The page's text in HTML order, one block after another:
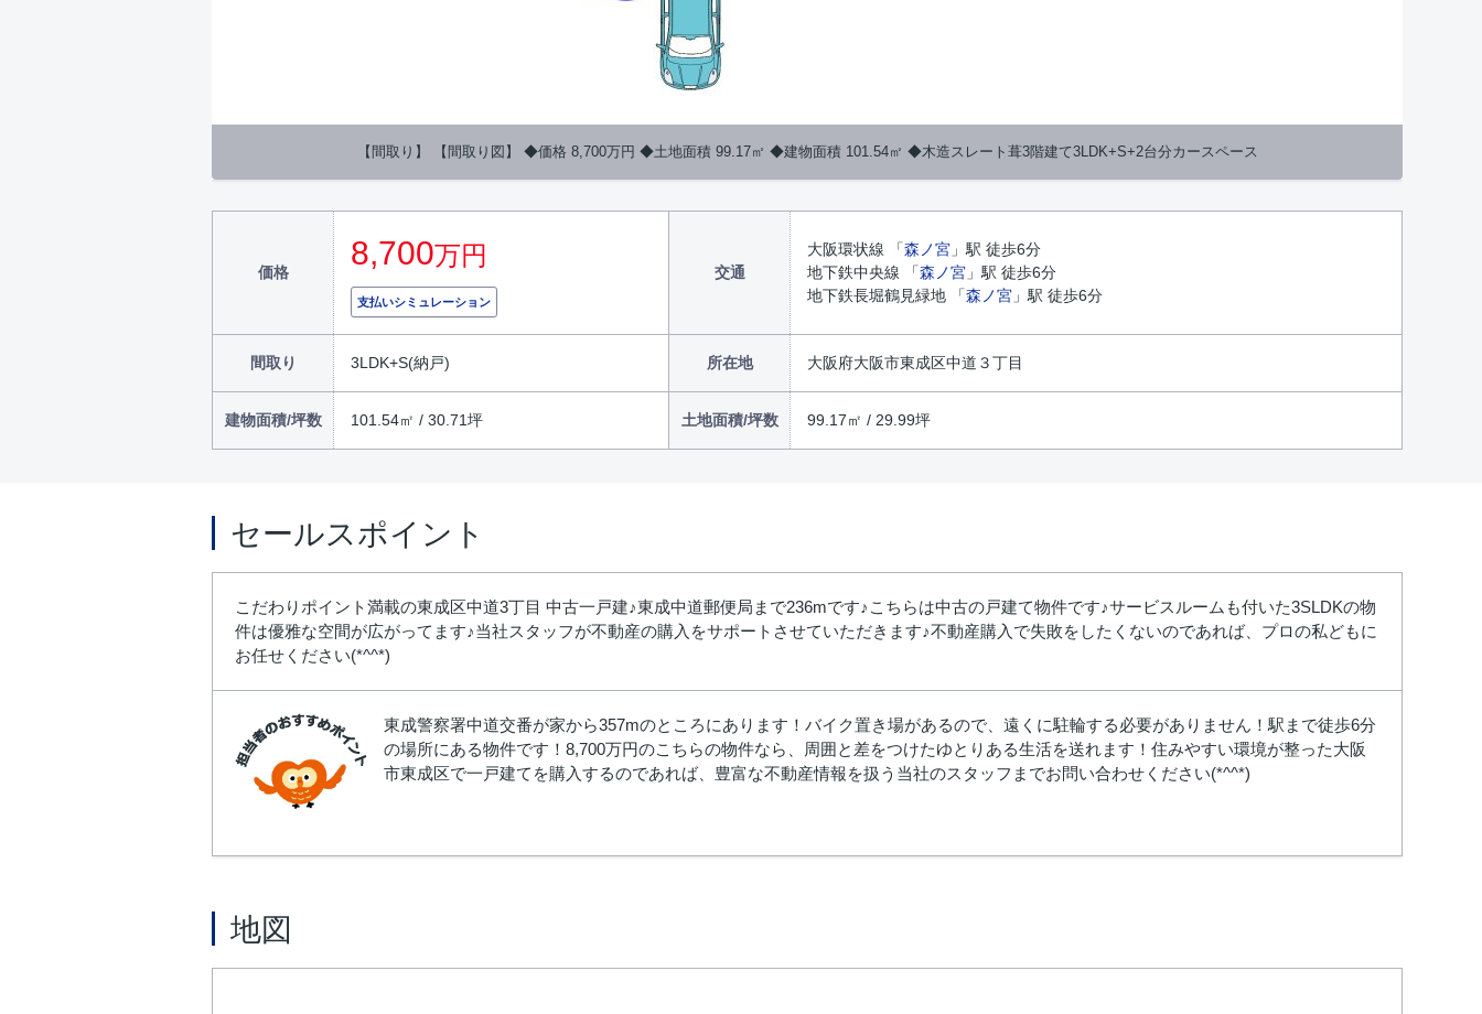
【間取り】 【間取り図】 ◆価格 8,700万円 ◆土地面積 99.17㎡ ◆建物面積 101.54㎡ ◆木造スレート葺3階建て3LDK+S+2台分カースペース
価格
8,700万円
支払いシミュレーション
交通
大阪環状線 「森ノ宮 」駅 徒歩6分
地下鉄中央線 「森ノ宮 」駅 徒歩6分
地下鉄長堀鶴見緑地 「森ノ宮 」駅 徒歩6分
間取り 3LDK+S(納戸) 所在地 大阪府大阪市東成区中道３丁目
建物面積/坪数 101.54㎡ / 30.71坪 土地面積/坪数 99.17㎡ / 29.99坪
セールスポイント
こだわりポイント満載の東成区中道3丁目 中古一戸建♪東成中道郵便局まで236mです♪こちらは中古の戸建て物件です♪サービスルームも付いた3SLDKの物
件は優雅な空間が広がってます♪当社スタッフが不動産の購入をサポートさせていただきます♪不動産購入で失敗をしたくないのであれば、プロの私どもに
お任せください(*^^*)
東成警察署中道交番が家から357mのところにあります！バイク置き場があるので、遠くに駐輪する必要がありません！駅まで徒歩6分
の場所にある物件です！8,700万円のこちらの物件なら、周囲と差をつけたゆとりある生活を送れます！住みやすい環境が整った大阪
市東成区で一戸建てを購入するのであれば、豊富な不動産情報を扱う当社のスタッフまでお問い合わせください(*^^*)
地図